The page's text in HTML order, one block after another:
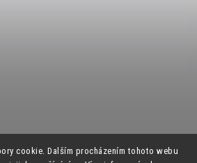
cookie. Dalším procházením tohoto webu